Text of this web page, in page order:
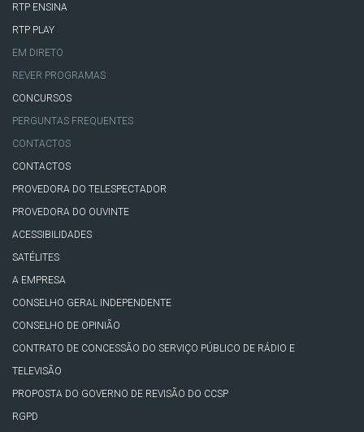
RTP ENSINA
RTP PLAY
EM DIRETO
REVER PROGRAMAS
CONCURSOS
PERGUNTAS FREQUENTES
CONTACTOS
CONTACTOS
PROVEDORA DO TELESPECTADOR
PROVEDORA DO OUVINTE
ACESSIBILIDADES
SATÉLITES
A EMPRESA
CONSELHO GERAL INDEPENDENTE
CONSELHO DE OPINIÃO
CONTRATO DE CONCESSÃO DO SERVIÇO PÚBLICO DE RÁDIO E
TELEVISÃO
PROPOSTA DO GOVERNO DE REVISÃO DO CCSP
RGPD